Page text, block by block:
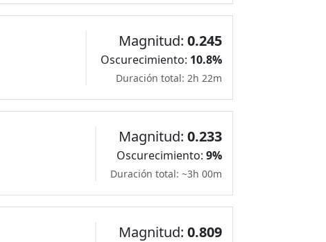
Magnitud: 0.245
Oscurecimiento: 10.8%
Duración total: 2h 22m
Magnitud: 0.233
Oscurecimiento: 9%
Duración total: ~3h 00m
Magnitud: 0.809